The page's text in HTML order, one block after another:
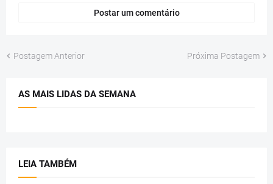
Postar um comentário
Postagem Anterior Próxima Postagem
AS MAIS LIDAS DA SEMANA
LEIA TAMBÉM